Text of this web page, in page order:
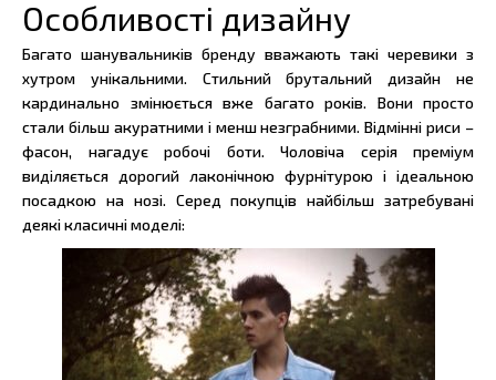
Особливості дизайну
Багато шанувальників бренду вважають такі черевики з
хутром унікальними. Стильний брутальний дизайн не
кардинально змінюється вже багато років. Вони просто
стали більш акуратними і менш незграбними. Відмінні риси –
фасон, нагадує робочі боти. Чоловіча серія преміум
виділяється дорогий лаконічною фурнітурою і ідеальною
посадкою на нозі. Серед покупців найбільш затребувані
деякі класичні моделі: